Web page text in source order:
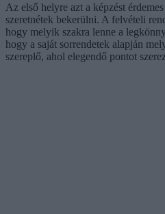
Az első helyre azt a képzést
szeretnétek bekerülni. A felvételi
hogy melyik szakra lenne a
hogy a saját sorrendetek alapján
szereplő, ahol elegendő pontot